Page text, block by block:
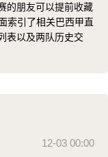
的朋友可以提前收藏
索引了相关巴西甲直
表以及两队历史交
12-03 00:00